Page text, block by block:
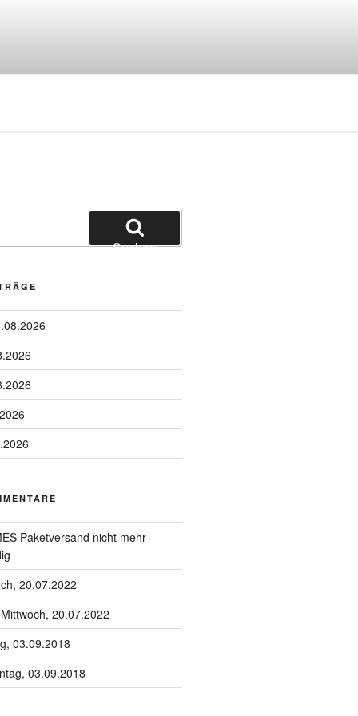
Suchen
Paketversand nicht mehr
20.07.2022
Mittwoch, 20.07.2022
03.09.2018
03.09.2018